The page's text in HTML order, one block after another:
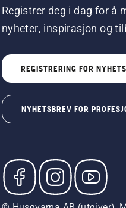
Registrer deg i dag for å
nyheter, inspirasjon og
REGISTRERING FOR
NYHETSBREV FOR